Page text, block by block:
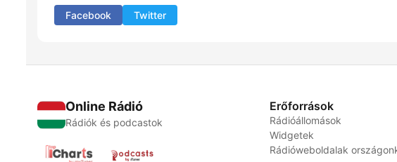
Facebook Twitter
Online Rádió
Rádiók és podcastok
Erőforrások
Rádióállomások
Widgetek
Rádióweboldalak